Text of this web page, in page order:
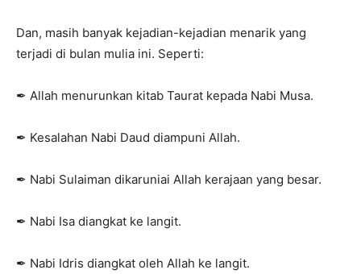
Dan, masih banyak kejadian-kejadian menarik yang
terjadi di bulan mulia ini. Seperti:
✒ Allah menurunkan kitab Taurat kepada Nabi Musa.
✒ Kesalahan Nabi Daud diampuni Allah.
✒ Nabi Sulaiman dikaruniai Allah kerajaan yang besar.
✒ Nabi Isa diangkat ke langit.
✒ Nabi Idris diangkat oleh Allah ke langit.